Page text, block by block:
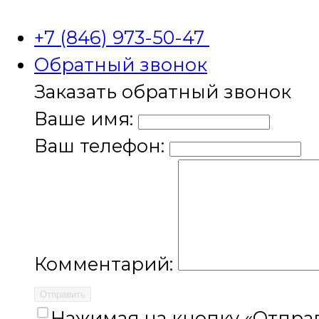
+7 (846) 973-50-47
Обратный звонок
Заказать обратный звонок
Ваше имя:
Ваш телефон:
Комментарий:
Отправить